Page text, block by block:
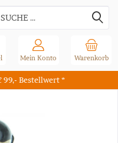
99,- Bestellwert *
Warenkorb
Mein Konto